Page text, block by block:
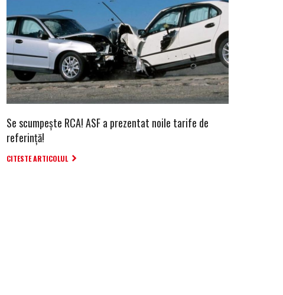
Se scumpește RCA! ASF a prezentat noile tarife de
referință!
CITESTE ARTICOLUL